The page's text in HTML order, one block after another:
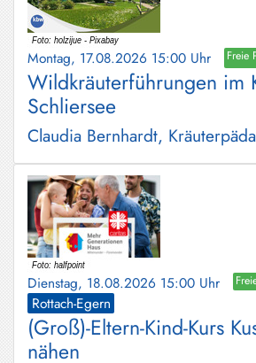
Montag, 17.08.2026 15:00 Uhr Freie
Wildkräuterführungen im
Schliersee
Claudia Bernhardt,
Dienstag, 18.08.2026 15:00 Uhr
Rottach-Egern
(Groß)-Eltern-Kind-Kurs
nähen